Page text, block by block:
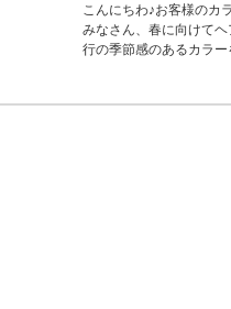
こんにちわ♪お客様のカ
みなさん、春に向けて
行の季節感のあるカラ